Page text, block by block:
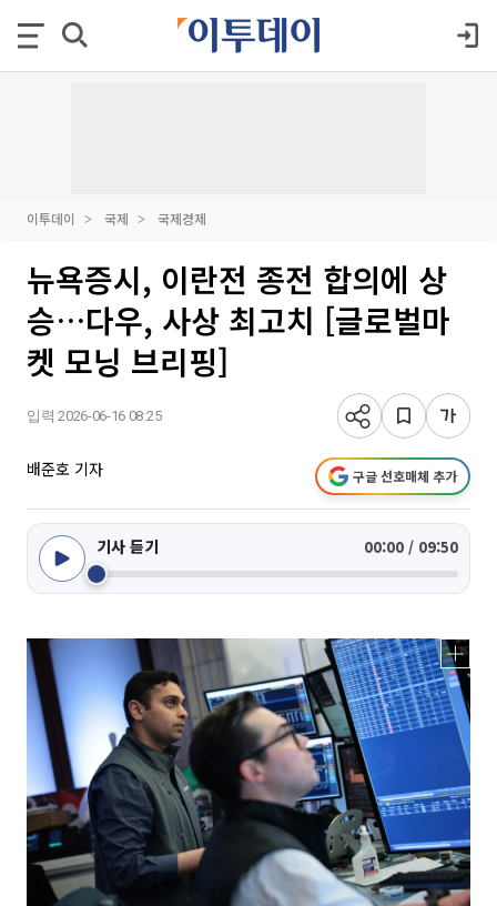
이투데이 국제 국제경제
뉴욕증시, 이란전 종전 합의에 상
승…다우, 사상 최고치 [글로벌마
켓 모닝 브리핑]
입력 2026-06-16 08:25
배준호 기자 구글 선호매체 추가
기사 듣기 00:00 / 09:50